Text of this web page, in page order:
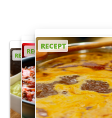
RECEPT
RECEPT
RECEPT
RECEPT
RECEPT